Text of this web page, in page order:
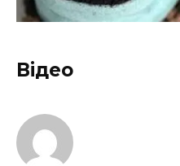
Відео